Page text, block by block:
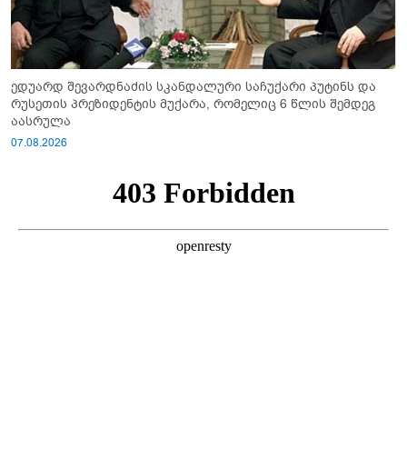
ედუარდ შევარდნაძის სკანდალური საჩუქარი პუტინს და
რუსეთის პრეზიდენტის მუქარა, რომელიც 6 წლის შემდეგ
აასრულა
07.08.2026